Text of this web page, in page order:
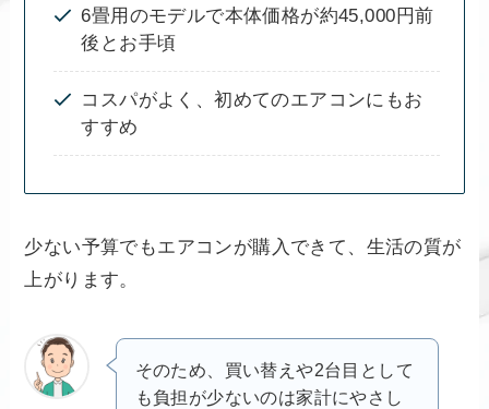
6畳用のモデルで本体価格が約45,000円前
後とお手頃
コスパがよく、初めてのエアコンにもお
すすめ
少ない予算でもエアコンが購入できて、生活の質が
上がります。
そのため、買い替えや2台目として
も負担が少ないのは家計にやさし